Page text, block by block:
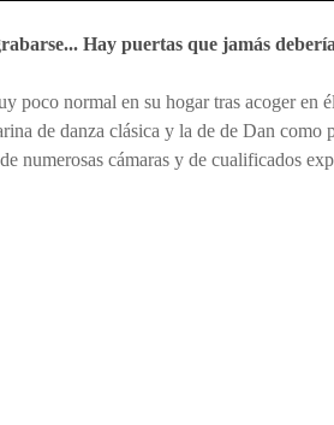
Hay puertas que jamás
normal en su hogar tras acoger en
de danza clásica y la de de Dan
numerosas cámaras y de cualificados